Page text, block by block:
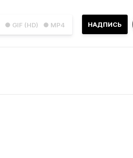
● GIF (HD) ● MP4 НАДПИСЬ